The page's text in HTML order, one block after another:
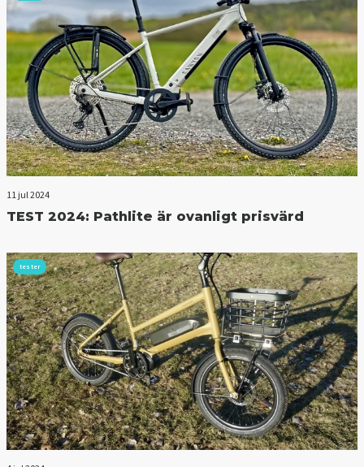
11 jul 2024
TEST 2024: Pathlite är ovanligt prisvärd
tester